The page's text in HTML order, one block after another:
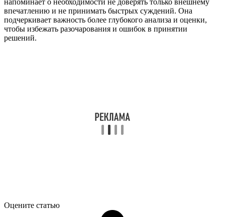
напоминает о необходимости не доверять только внешнему
впечатлению и не принимать быстрых суждений. Она
подчеркивает важность более глубокого анализа и оценки,
чтобы избежать разочарования и ошибок в принятии
решений.
Оцените статью